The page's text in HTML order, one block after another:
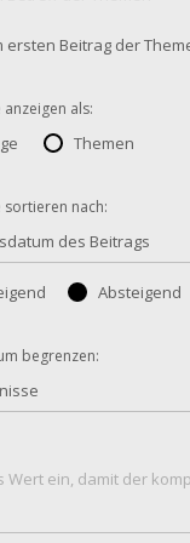
ersten Beitrag der
anzeigen als:
Themen
sortieren nach:
des Beitrags
Absteigend
begrenzen:
Wert ein, damit der